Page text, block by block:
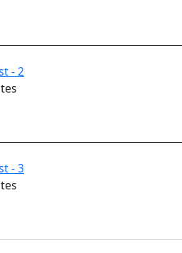
- 2
- 3